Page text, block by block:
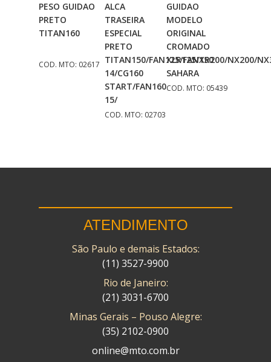
Adicionar
Ao Carrinho
PESO GUIDAO
PRETO
TITAN160
COD. MTO: 02617
Adicionar
Ao Carrinho
ALCA
TRASEIRA
ESPECIAL
PRETO
TITAN150/FAN125/FAN150
14/CG160
START/FAN160
15/
COD. MTO: 02703
Adicionar
Ao Carrinho
GUIDAO
MODELO
ORIGINAL
CROMADO
XLR125/XR200/NX200/
SAHARA
COD. MTO: 05439
ATENDIMENTO
São Paulo e demais Estados:
(11) 3527-9900
Rio de Janeiro:
(21) 3031-6700
Minas Gerais – Pouso Alegre:
(35) 2102-0900
online@mto.com.br